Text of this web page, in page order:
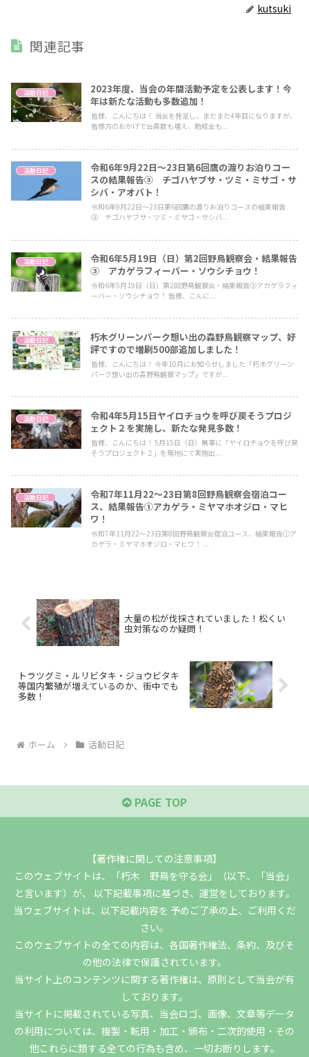
kutsuki
関連記事
活動日記
2023年度、当会の年間活動予定を公表します！今
年は新たな活動も多数追加！
皆様、こんにちは！ 当会を発足し、まだまだ4年目になりますが、
皆様方のおかげで会員数も増え、助成金も...
活動日記
令和6年9月22日～23日第6回鷹の渡りお泊りコー
スの結果報告③ チゴハヤブサ・ツミ・ミサゴ・サ
シバ・アオバト！
令和6年9月22日～23日第6回鷹の渡りお泊りコースの結果報告
③ チゴハヤブサ・ツミ・ミサゴ・サシバ...
活動日記
令和6年5月19日（日）第2回野鳥観察会・結果報告
③ アカゲラフィーバー・ソウシチョウ！
令和6年5月19日（日）第2回野鳥観察会・結果報告③アカゲラフィ
ーバー・ソウシチョウ！ 皆様、こんに...
活動日記
朽木グリーンパーク想い出の森野鳥観察マップ、好
評ですので増刷500部追加しました！
皆様、こんにちは！ 今年10月にお知らせしました「朽木グリーン
パーク想い出の森野鳥観察マップ」ですが...
活動日記
令和4年5月15日ヤイロチョウを呼び戻そうプロジ
ェクト２を実施し、新たな発見多数！
皆様、こんにちは！ 5月15日（日）無事に「ヤイロチョウを呼び戻
そうプロジェクト２」を現地にて実施出...
活動日記
令和7年11月22～23日第8回野鳥観察会宿泊コー
ス、結果報告①アカゲラ・ミヤマホオジロ・マヒ
ワ！
令和7年11月22～23日第8回野鳥観察会宿泊コース、結果報告①ア
カゲラ・ミヤマホオジロ・マヒワ！ ...
大量の松が伐採されていました！松くい
虫対策なのか疑問！
トラツグミ・ルリビタキ・ジョウビタキ
等国内繁殖が増えているのか、街中でも
多数！
ホーム 活動日記
PAGE TOP
【著作権に関しての注意事項】
このウェブサイトは、「朽木 野鳥を守る会」（以下、「当会」
と言います）が、 以下記載事項に基づき、運営をしております。
当ウェブサイトは、以下記載内容を 予めご了承の上、ご利用くだ
さい。
このウェブサイトの全ての内容は、各国著作権法、条約、及びそ
の他の法律で保護されています。
当サイト上のコンテンツに関する著作権は、原則として当会が有
しております。
当サイトに掲載されている写真、当会ロゴ、画像、文章等データ
の利用については、複製・転用・加工・頒布・二次的使用・その
他これらに類する全ての行為も含め、一切お断りします。